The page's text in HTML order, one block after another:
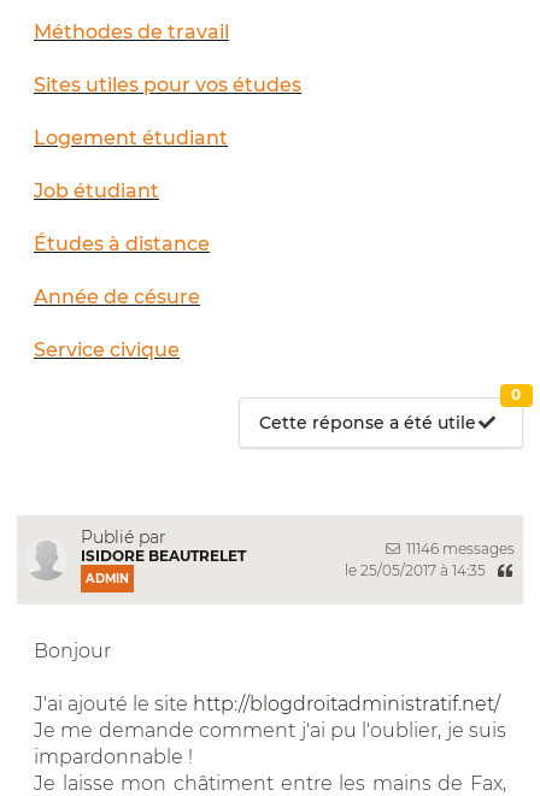
Méthodes de travail
Sites utiles pour vos études
Logement étudiant
Job étudiant
Études à distance
Année de césure
Service civique
Cette réponse a été utile
0
Publié par
ISIDORE BEAUTRELET
ADMIN
11146 messages
le 25/05/2017 à 14:35
Bonjour
J'ai ajouté le site http://blogdroitadministratif.net/
Je me demande comment j'ai pu l'oublier, je suis
impardonnable !
Je laisse mon châtiment entre les mains de Fax,